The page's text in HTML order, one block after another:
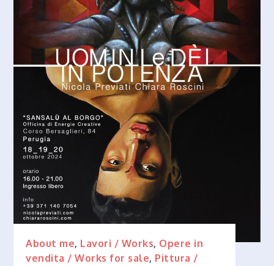
About me, Lavori / Works, Opere in
vendita / Works for sale, Pittura /